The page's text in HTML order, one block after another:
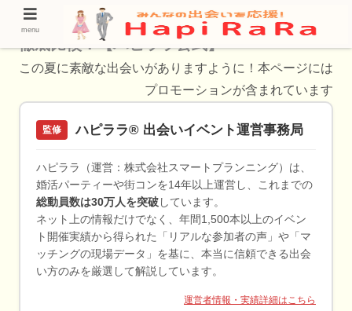
富谷市の40代に推しをする婚活サービスを
徹底比較！【ハピララ公式】
この夏に素敵な出会いがありますように！本ページには
プロモーションが含まれています
監修 ハピララ® 出会いイベント運営事務局
ハピララ（運営：株式会社スマートプランニング）は、
婚活パーティーや街コンを14年以上運営し、これまでの
総動員数は30万人を突破 しています。
ネット上の情報だけでなく、年間1,500本以上のイベン
ト開催実績から得られた「リアルな参加者の声」や「マ
ッチングの現場データ」を基に、本当に信頼できる出会
い方のみを厳選して解説しています。
運営者情報・実績詳細はこちら
menu